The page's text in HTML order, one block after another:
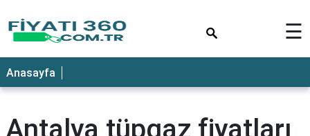
☰
Anasayfa
Antalya tüpgaz fiyatları